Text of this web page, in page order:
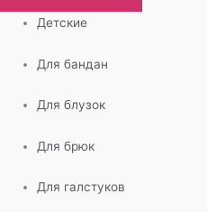
Детские
Для бандан
Для блузок
Для брюк
Для галстуков